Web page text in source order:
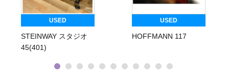
USED
STEINWAY スタジオ
45(401)
USED
HOFFMANN 117